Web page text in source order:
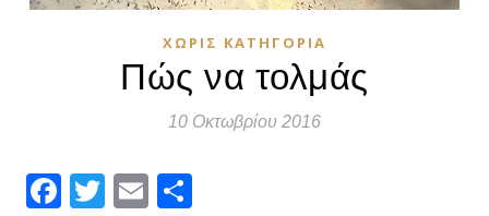
ΧΩΡΊΣ ΚΑΤΗΓΟΡΊΑ
Πώς να τολμάς
10 Οκτωβρίου 2016
Facebook
Twitter
Email